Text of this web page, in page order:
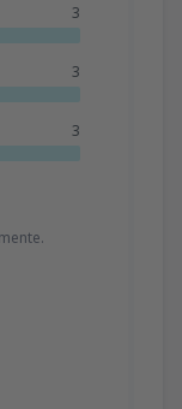
3
3
3